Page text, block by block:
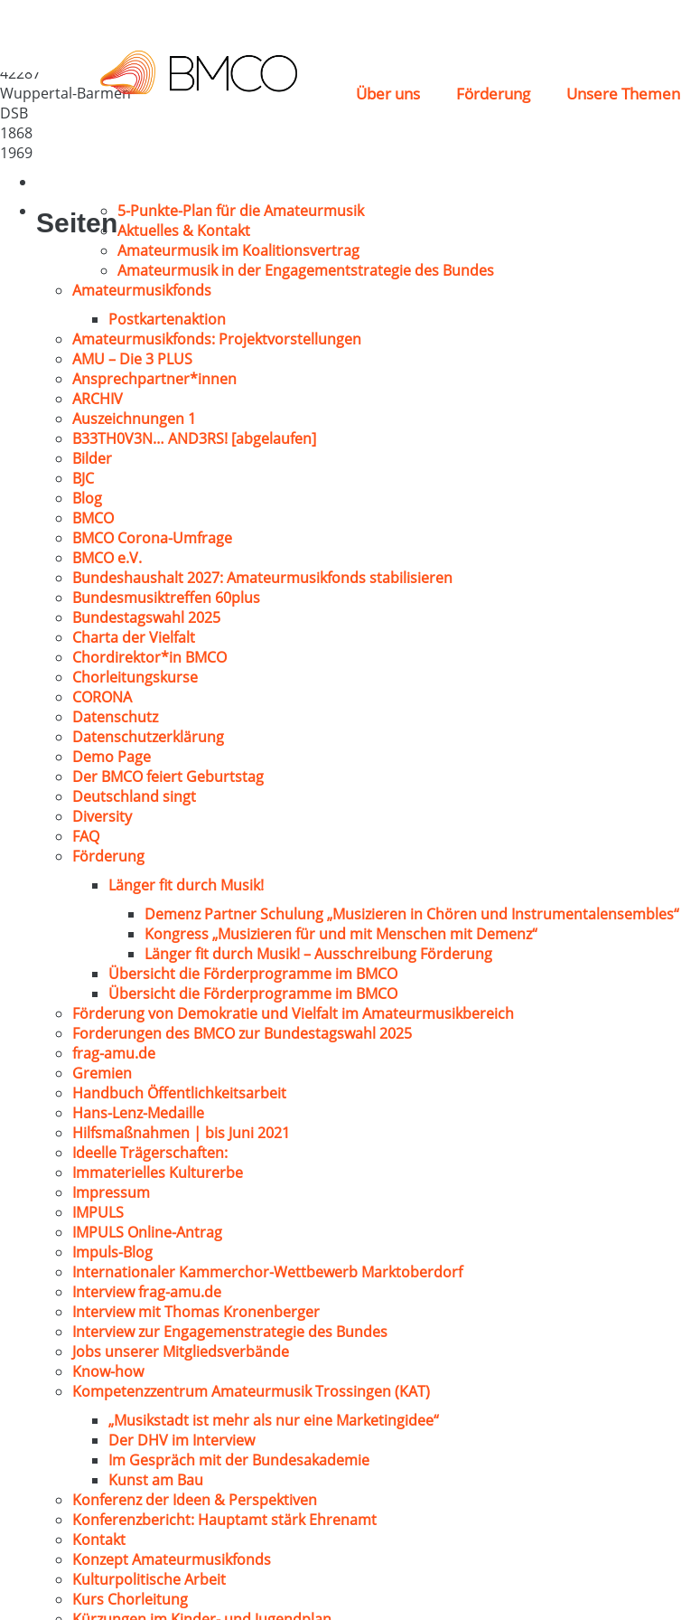
Über uns Förderung Unsere Themen
42287
Wuppertal-Barmen
DSB
1868
1969
Seiten5-Punkte-Plan für die Amateurmusik
Aktuelles & Kontakt
Amateurmusik im Koalitionsvertrag
Amateurmusik in der Engagementstrategie des Bundes
Amateurmusikfonds
Postkartenaktion
Amateurmusikfonds: Projektvorstellungen
AMU – Die 3 PLUS
Ansprechpartner*innen
ARCHIV
Auszeichnungen 1
B33TH0V3N… AND3RS! [abgelaufen]
Bilder
BJC
Blog
BMCO
BMCO Corona-Umfrage
BMCO e.V.
Bundeshaushalt 2027: Amateurmusikfonds stabilisieren
Bundesmusiktreffen 60plus
Bundestagswahl 2025
Charta der Vielfalt
Chordirektor*in BMCO
Chorleitungskurse
CORONA
Datenschutz
Datenschutzerklärung
Demo Page
Der BMCO feiert Geburtstag
Deutschland singt
Diversity
FAQ
Förderung
Länger fit durch Musik!
Demenz Partner Schulung „Musizieren in Chören und Instrumentalensembles“
Kongress „Musizieren für und mit Menschen mit Demenz“
Länger fit durch Musik! – Ausschreibung Förderung
Übersicht die Förderprogramme im BMCO
Übersicht die Förderprogramme im BMCO
Förderung von Demokratie und Vielfalt im Amateurmusikbereich
Forderungen des BMCO zur Bundestagswahl 2025
frag-amu.de
Gremien
Handbuch Öffentlichkeitsarbeit
Hans-Lenz-Medaille
Hilfsmaßnahmen | bis Juni 2021
Ideelle Trägerschaften:
Immaterielles Kulturerbe
Impressum
IMPULS
IMPULS Online-Antrag
Impuls-Blog
Internationaler Kammerchor-Wettbewerb Marktoberdorf
Interview frag-amu.de
Interview mit Thomas Kronenberger
Interview zur Engagemenstrategie des Bundes
Jobs unserer Mitgliedsverbände
Know-how
Kompetenzzentrum Amateurmusik Trossingen (KAT)
„Musikstadt ist mehr als nur eine Marketingidee“
Der DHV im Interview
Im Gespräch mit der Bundesakademie
Kunst am Bau
Konferenz der Ideen & Perspektiven
Konferenzbericht: Hauptamt stärk Ehrenamt
Kontakt
Konzept Amateurmusikfonds
Kulturpolitische Arbeit
Kurs Chorleitung